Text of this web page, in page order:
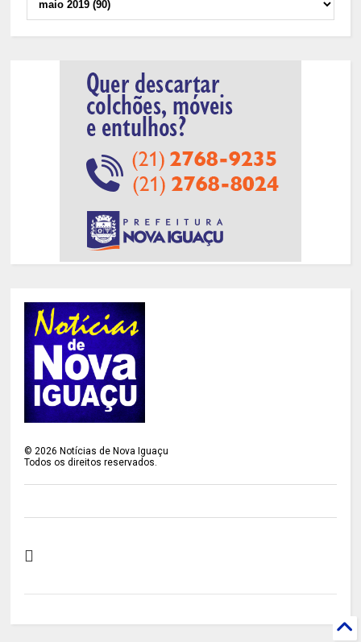
©2026 Notícias de Nova Iguaçu
Todos os direitos reservados.